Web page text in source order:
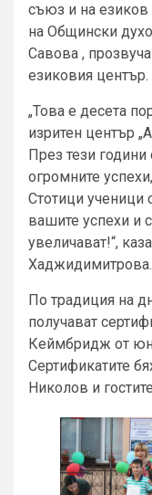
съюз и на езиков
на Общински
Савова ,
езиковия център.
„Това е десета
изритен център
През тези
огромните
Стотици ученици
вашите успехи и
увеличават!“,
Хаджидимитрова.
По традиция на
получават
Кеймбридж от
Сертификатите
Николов и